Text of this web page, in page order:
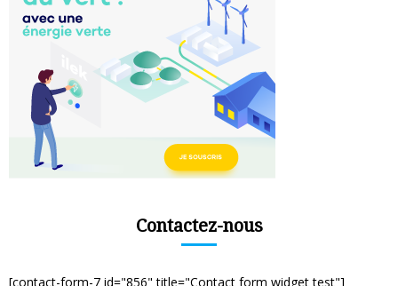
Contactez-nous
[contact-form-7 id="856" title="Contact form widget test"]